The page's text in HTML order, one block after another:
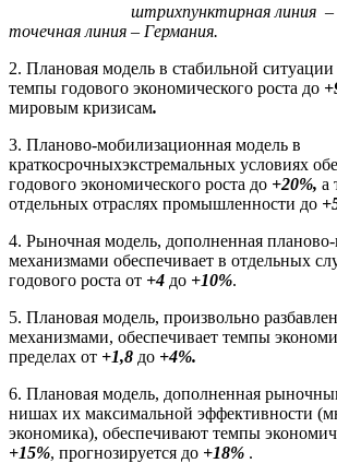
штрихпунктирная линия –
точечная линия – Германия.
2. Плановая модель в стабильной ситуации
темпы годового экономического роста до
мировым кризисам.
3. Планово-мобилизационная модель в
краткосрочныхэкстремальных условиях
годового экономического роста до +20%, а
отдельных отраслях промышленности до
4. Рыночная модель, дополненная
механизмами обеспечивает в отдельных
годового роста от +4 до +10%.
5. Плановая модель, произвольно
механизмами, обеспечивает темпы
пределах от +1,8 до +4%.
6. Плановая модель, дополненная
нишах их максимальной эффективности
экономика), обеспечивают темпы
+15%, прогнозируется до +18% .